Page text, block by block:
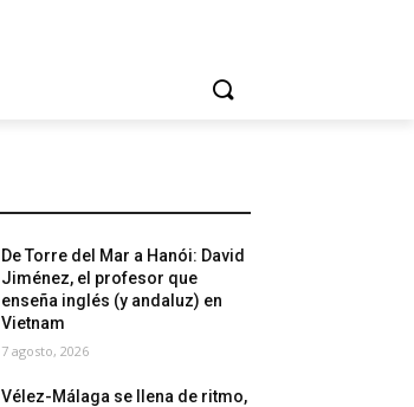
De Torre del Mar a Hanói: David
Jiménez, el profesor que
enseña inglés (y andaluz) en
Vietnam
7 agosto, 2026
Vélez-Málaga se llena de ritmo,